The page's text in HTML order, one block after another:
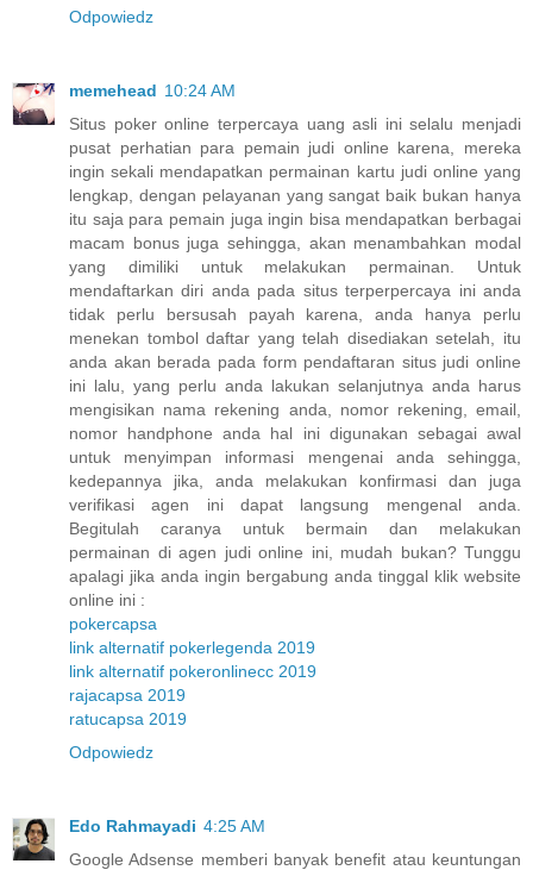
Odpowiedz
memehead 10:24 AM
Situs poker online terpercaya uang asli ini selalu menjadi
pusat perhatian para pemain judi online karena, mereka
ingin sekali mendapatkan permainan kartu judi online yang
lengkap, dengan pelayanan yang sangat baik bukan hanya
itu saja para pemain juga ingin bisa mendapatkan berbagai
macam bonus juga sehingga, akan menambahkan modal
yang dimiliki untuk melakukan permainan. Untuk
mendaftarkan diri anda pada situs terperpercaya ini anda
tidak perlu bersusah payah karena, anda hanya perlu
menekan tombol daftar yang telah disediakan setelah, itu
anda akan berada pada form pendaftaran situs judi online
ini lalu, yang perlu anda lakukan selanjutnya anda harus
mengisikan nama rekening anda, nomor rekening, email,
nomor handphone anda hal ini digunakan sebagai awal
untuk menyimpan informasi mengenai anda sehingga,
kedepannya jika, anda melakukan konfirmasi dan juga
verifikasi agen ini dapat langsung mengenal anda.
Begitulah caranya untuk bermain dan melakukan
permainan di agen judi online ini, mudah bukan? Tunggu
apalagi jika anda ingin bergabung anda tinggal klik website
online ini :
pokercapsa
link alternatif pokerlegenda 2019
link alternatif pokeronlinecc 2019
rajacapsa 2019
ratucapsa 2019
Odpowiedz
Edo Rahmayadi 4:25 AM
Google Adsense memberi banyak benefit atau keuntungan